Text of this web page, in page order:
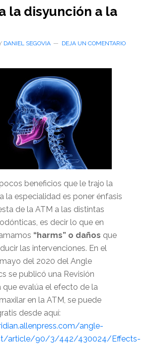
la disyunción a la
DANIEL SEGOVIA DEJA UN COMENTARIO
beneficios que le trajo la
la especialidad es poner énfasis
de la ATM a las distintas
es decir lo que en
“harms” o daños que
las intervenciones. En el
del 2020 del Angle
se publicó una Revisión
que evalúa el efecto de la
en la ATM, se puede
desde aquí:
angle-
article/90/3/442/430024/Effects-